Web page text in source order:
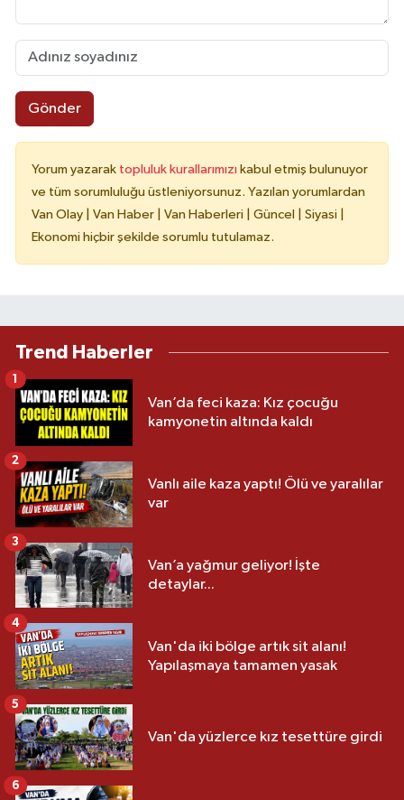
Gönder
Yorum yazarak topluluk kurallarımızı kabul etmiş bulunuyor
ve tüm sorumluluğu üstleniyorsunuz. Yazılan yorumlardan
Van Olay | Van Haber | Van Haberleri | Güncel | Siyasi |
Ekonomi hiçbir şekilde sorumlu tutulamaz.
Trend Haberler
Van’da feci kaza: Kız çocuğu
kamyonetin altında kaldı
1
Vanlı aile kaza yaptı! Ölü ve yaralılar
var
2
Van’a yağmur geliyor! İşte
detaylar...
3
Van'da iki bölge artık sit alanı!
Yapılaşmaya tamamen yasak
4
Van'da yüzlerce kız tesettüre girdi
5
6